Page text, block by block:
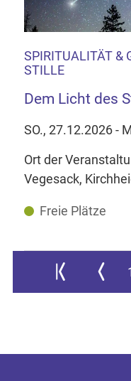
SPIRITUALITÄT &
STILLE
Dem Licht des
SO., 27.12.2026 -
Ort der
Vegesack,
Freie Plätze
Zur ersten Seite
Zur